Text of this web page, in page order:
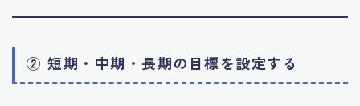
② 短期・中期・長期の目標を設定する